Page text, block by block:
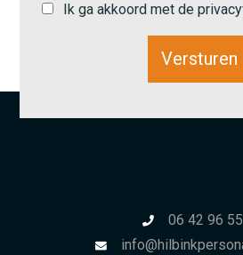
Ik ga akkoord met de
06 42 96